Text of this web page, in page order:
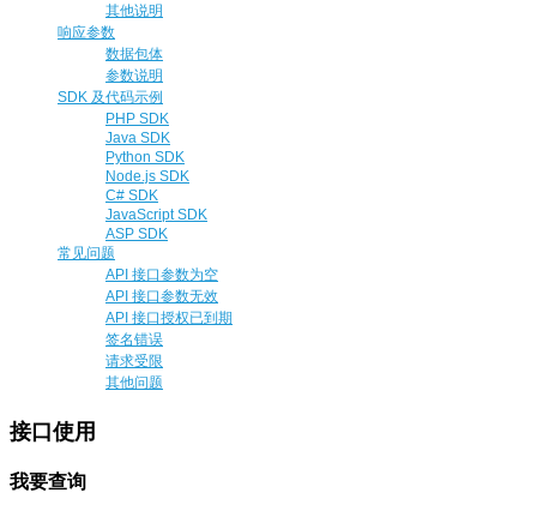
其他说明
响应参数
数据包体
参数说明
SDK 及代码示例
PHP SDK
Java SDK
Python SDK
Node.js SDK
C# SDK
JavaScript SDK
ASP SDK
常见问题
API 接口参数为空
API 接口参数无效
API 接口授权已到期
签名错误
请求受限
其他问题
接口使用
我要查询